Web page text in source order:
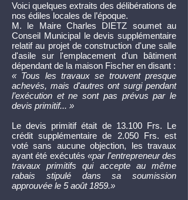
Voici quelques extraits des délibérations de
nos édiles locales de l’époque.
M. le Maire Charles DIETZ soumet au
Conseil Municipal le devis supplémentaire
relatif au projet de construction d'une salle
d'asile sur l'emplacement d'un bâtiment
dépendant de la maison Fischer en disant :
« Tous les travaux se trouvent presque
achevés, mais d'autres ont surgi pendant
l’exécution et ne sont pas prévus par le
devis primitif... »
Le devis primitif était de 13.100 Frs. Le
crédit supplémentaire de 2.050 Frs. est
voté sans aucune objection, les travaux
ayant été exécutés«par l'entrepreneur des
travaux primitifs qui accepte au même
rabais stipulé dans sa soumission
approuvée le 5 août 1859.»